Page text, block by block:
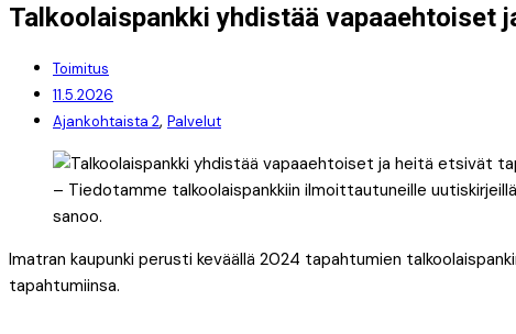
Talkoolaispankki yhdistää vapaaehtoiset
Toimitus
11.5.2026
Ajankohtaista 2, Palvelut
– Tiedotamme talkoolaispankkiin ilmoittautuneille
sanoo.
Imatran kaupunki perusti keväällä 2024 tapahtumien
tapahtumiinsa.